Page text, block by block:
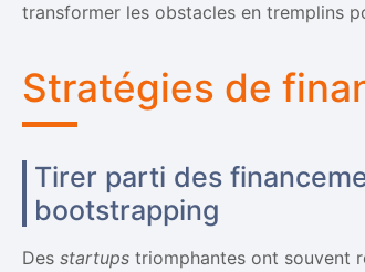
transformer les obstacles en tremplins
Stratégies de
Tirer parti des
bootstrapping
Des startups triomphantes ont souvent